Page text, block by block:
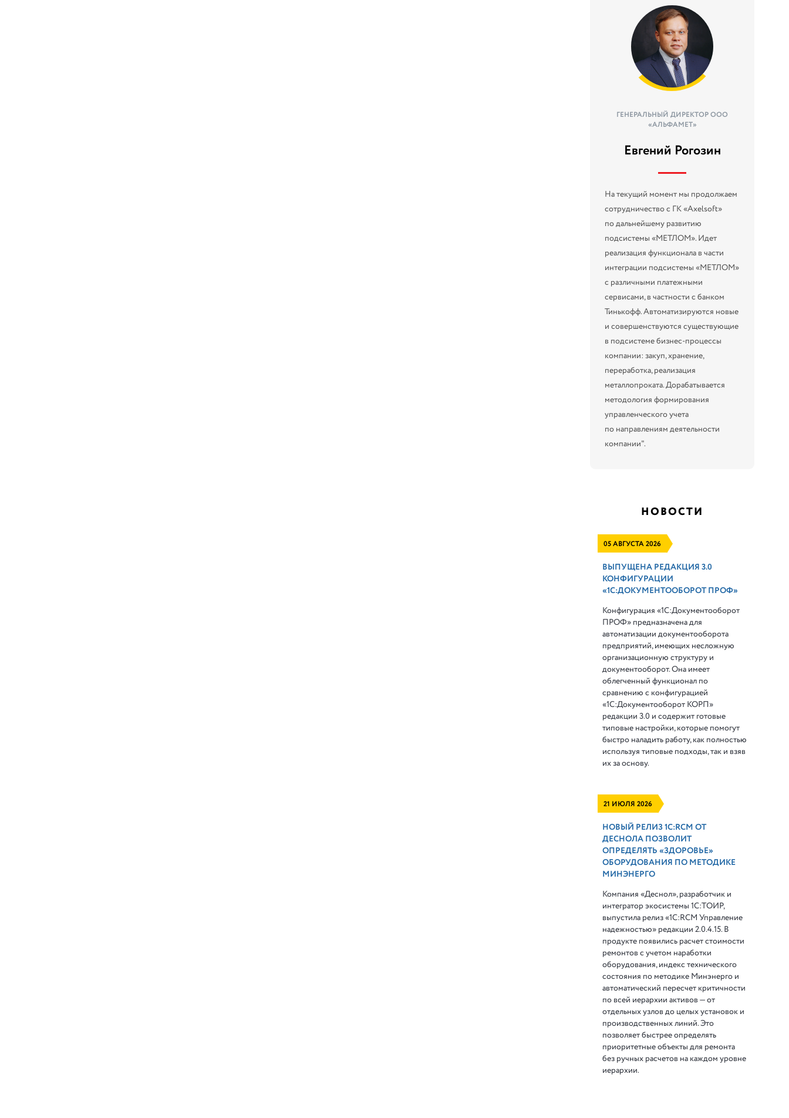
ГЕНЕРАЛЬНЫЙ ДИРЕКТОР ООО
«АЛЬФАМЕТ»
Евгений Рогозин
На текущий момент мы продолжаем
сотрудничество с ГК «Axelsoft»
по дальнейшему развитию
подсистемы «МЕТЛОМ». Идет
реализация функционала в части
интеграции подсистемы «МЕТЛОМ»
с различными платежными
сервисами, в частности с банком
Тинькофф. Автоматизируются новые
и совершенствуются существующие
в подсистеме бизнес-процессы
компании: закуп, хранение,
переработка, реализация
металлопроката. Дорабатывается
методология формирования
управленческого учета
по направлениям деятельности
компании".
НОВОСТИ
05 АВГУСТА 2026
ВЫПУЩЕНА РЕДАКЦИЯ 3.0
КОНФИГУРАЦИИ
«1С:ДОКУМЕНТООБОРОТ ПРОФ»
Конфигурация «1С:Документооборот
ПРОФ» предназначена для
автоматизации документооборота
предприятий, имеющих несложную
организационную структуру и
документооборот. Она имеет
облегченный функционал по
сравнению с конфигурацией
«1С:Документооборот КОРП»
редакции 3.0 и содержит готовые
типовые настройки, которые помогут
быстро наладить работу, как полностью
используя типовые подходы, так и взяв
их за основу.
21 ИЮЛЯ 2026
НОВЫЙ РЕЛИЗ 1С:RCM ОТ
ДЕСНОЛА ПОЗВОЛИТ
ОПРЕДЕЛЯТЬ «ЗДОРОВЬЕ»
ОБОРУДОВАНИЯ ПО МЕТОДИКЕ
МИНЭНЕРГО
Компания «Деснол», разработчик и
интегратор экосистемы 1С:ТОИР,
выпустила релиз «1С:RCM Управление
надежностью» редакции 2.0.4.15. В
продукте появились расчет стоимости
ремонтов с учетом наработки
оборудования, индекс технического
состояния по методике Минэнерго и
автоматический пересчет критичности
по всей иерархии активов — от
отдельных узлов до целых установок и
производственных линий. Это
позволяет быстрее определять
приоритетные объекты для ремонта
без ручных расчетов на каждом уровне
иерархии.